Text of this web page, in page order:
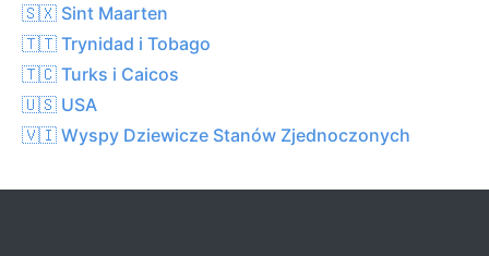
🇸🇽 Sint Maarten
🇹🇹 Trynidad i Tobago
🇹🇨 Turks i Caicos
🇺🇸 USA
🇻🇮 Wyspy Dziewicze Stanów Zjednoczonych